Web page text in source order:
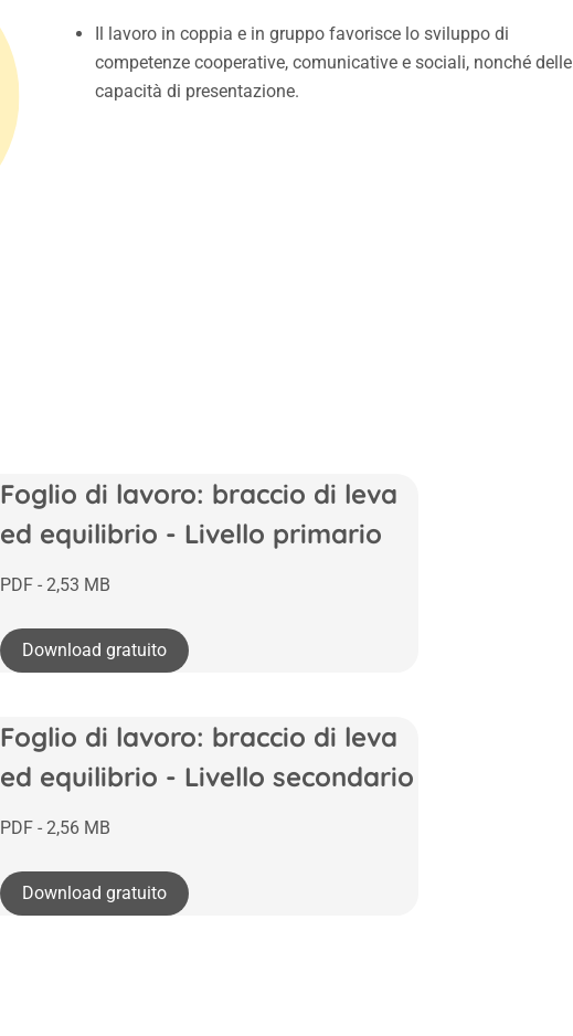
Il lavoro in coppia e in gruppo favorisce lo sviluppo di
competenze cooperative, comunicative e sociali, nonché delle
capacità di presentazione.
Foglio di lavoro: braccio di leva
ed equilibrio - Livello primario
PDF - 2,53 MB
Download gratuito
Foglio di lavoro: braccio di leva
ed equilibrio - Livello secondario
PDF - 2,56 MB
Download gratuito